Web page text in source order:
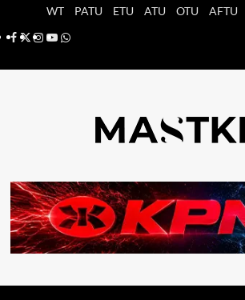
WT PATU ETU ATU OTU AFTU
Facebook
X Instagram
YouTube
Whatsapp